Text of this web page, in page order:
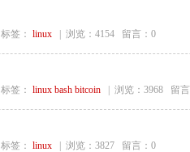
标签： linux 浏览：4154 留言：0
标签： linux bash bitcoin 浏览：3968 留
标签： linux 浏览：3827 留言：0